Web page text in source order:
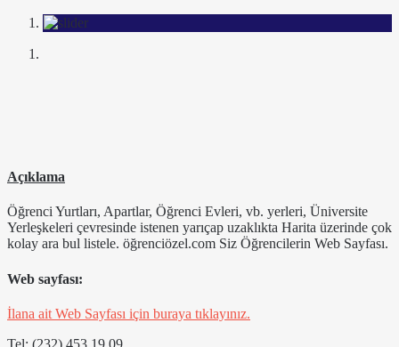
Açıklama
Öğrenci Yurtları, Apartlar, Öğrenci Evleri, vb. yerleri, Üniversite
Yerleşkeleri çevresinde istenen yarıçap uzaklıkta Harita üzerinde çok
kolay ara bul listele. öğrenciözel.com Siz Öğrencilerin Web Sayfası.
Web sayfası:
İlana ait Web Sayfası için buraya tıklayınız.
Tel: (232) 453 19 09